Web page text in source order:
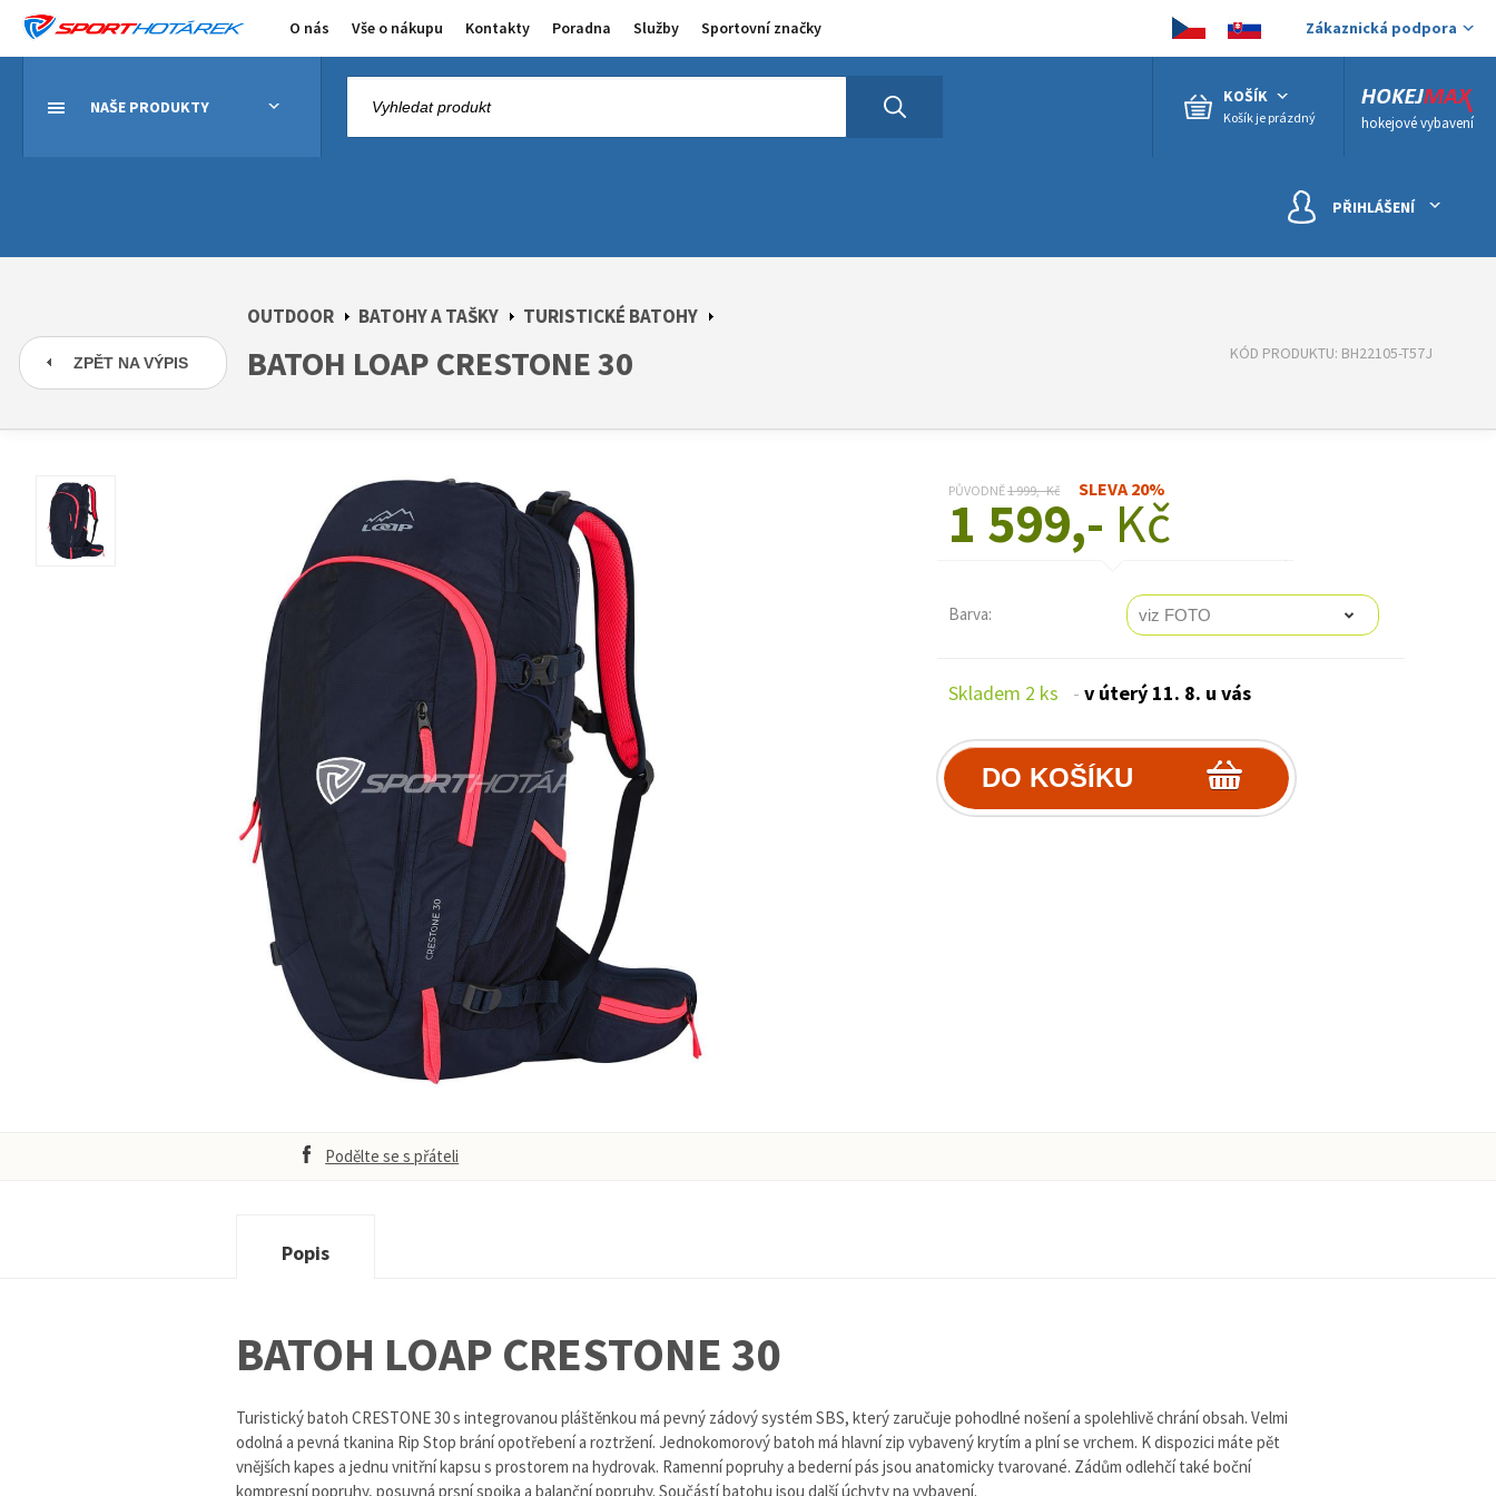
O nás Vše o nákupu Kontakty Poradna Služby Sportovní značky Zákaznická podpora
NAŠE PRODUKTY
hokejové vybavení
KOŠÍK
Košík je prázdný
PŘIHLÁŠENÍ
ZPĚT NA VÝPIS
OUTDOOR BATOHY A TAŠKY TURISTICKÉ BATOHY
BATOH LOAP CRESTONE 30 KÓD PRODUKTU: BH22105-T57J
PŮVODNĚ1 999,- Kč SLEVA 20%
1 599,- Kč
Barva:
Skladem 2 ks - v úterý 11. 8. u vás
Podělte se s přáteli
Popis
BATOH LOAP CRESTONE 30
Turistický batoh CRESTONE 30 s integrovanou pláštěnkou má pevný zádový systém SBS, který zaručuje pohodlné nošení a spolehlivě chrání obsah. Velmi
odolná a pevná tkanina Rip Stop brání opotřebení a roztržení. Jednokomorový batoh má hlavní zip vybavený krytím a plní se vrchem. K dispozici máte pět
vnějších kapes a jednu vnitřní kapsu s prostorem na hydrovak. Ramenní popruhy a bederní pás jsou anatomicky tvarované. Zádům odlehčí také boční
kompresní popruhy, posuvná prsní spojka a balanční popruhy. Součástí batohu jsou další úchyty na vybavení.